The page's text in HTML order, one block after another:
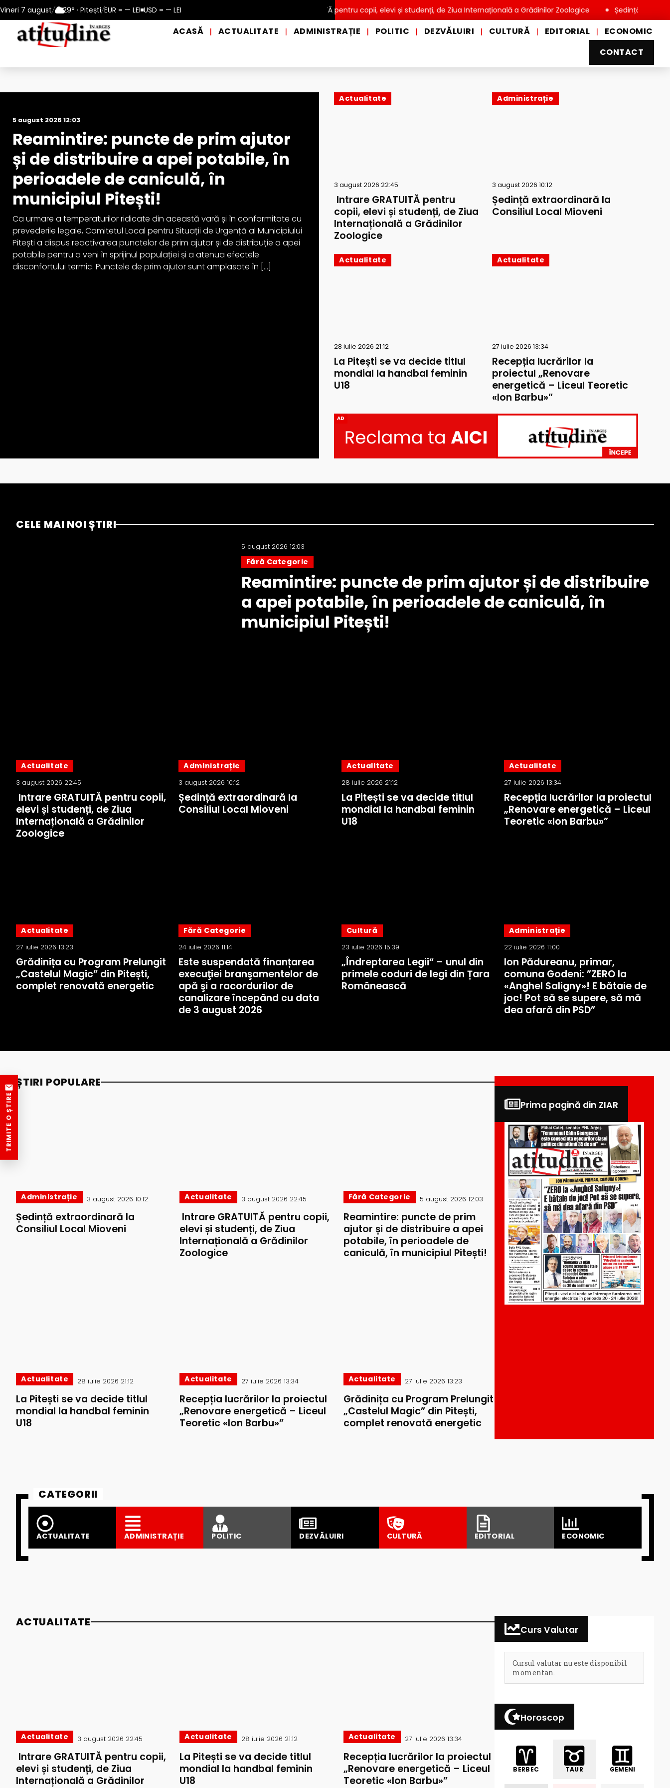
Vineri 7 august/ 29° · Pitești/EUR = — LEI USD = — LEI
potabile, în perioadele de caniculă, în municipiul Pitești! Intrare GRATUITĂ pentru copii, elevi și studenți, de Ziua Internațională a Grădinilor Zoologice Ședință extraordinară la
ACASĂ | ACTUALITATE | ADMINISTRAȚIE | POLITIC | DEZVĂLUIRI | CULTURĂ | EDITORIAL |
ECONOMIC
CONTACT
5 august 2026 12:03
Reamintire: puncte de prim ajutor
și de distribuire a apei potabile, în
perioadele de caniculă, în
municipiul Pitești!
Ca urmare a temperaturilor ridicate din această vară și în conformitate cu
prevederile legale, Comitetul Local pentru Situații de Urgență al Municipiului
Pitești a dispus reactivarea punctelor de prim ajutor și de distribuție a apei
potabile pentru a veni în sprijinul populației și a atenua efectele
disconfortului termic. Punctele de prim ajutor sunt amplasate în […]
Actualitate
3 august 2026 22:45
Intrare GRATUITĂ pentru
copii, elevi și studenți, de Ziua
Internațională a Grădinilor
Zoologice
Administrație
3 august 2026 10:12
Ședință extraordinară la
Consiliul Local Mioveni
Actualitate
28 iulie 2026 21:12
La Pitești se va decide titlul
mondial la handbal feminin
U18
Actualitate
27 iulie 2026 13:34
Recepția lucrărilor la
proiectul „Renovare
energetică – Liceul Teoretic
«Ion Barbu»”
AD
CELE MAI NOI ȘTIRI
5 august 2026 12:03
Fără Categorie
Reamintire: puncte de prim ajutor și de distribuire
a apei potabile, în perioadele de caniculă, în
municipiul Pitești!
Actualitate
3 august 2026 22:45
Intrare GRATUITĂ pentru copii,
elevi și studenți, de Ziua
Internațională a Grădinilor
Zoologice
Administrație
3 august 2026 10:12
Ședință extraordinară la
Consiliul Local Mioveni
Actualitate
28 iulie 2026 21:12
La Pitești se va decide titlul
mondial la handbal feminin
U18
Actualitate
27 iulie 2026 13:34
Recepția lucrărilor la proiectul
„Renovare energetică – Liceul
Teoretic «Ion Barbu»”
Actualitate
27 iulie 2026 13:23
Grădinița cu Program Prelungit
„Castelul Magic” din Pitești,
complet renovată energetic
Fără Categorie
24 iulie 2026 11:14
Este suspendată finanțarea
execuţiei branşamentelor de
apă şi a racordurilor de
canalizare începând cu data
de 3 august 2026
Cultură
23 iulie 2026 15:39
„Îndreptarea Legii“ – unul din
primele coduri de legi din Țara
Românească
Administrație
22 iulie 2026 11:00
Ion Pădureanu, primar,
comuna Godeni: ”ZERO la
«Anghel Saligny»! E bătaie de
joc! Pot să se supere, să mă
dea afară din PSD”
ȘTIRI POPULARE
Administrație 3 august 2026 10:12
Ședință extraordinară la
Consiliul Local Mioveni
Actualitate 3 august 2026 22:45
Intrare GRATUITĂ pentru copii,
elevi și studenți, de Ziua
Internațională a Grădinilor
Zoologice
Fără Categorie 5 august 2026 12:03
Reamintire: puncte de prim
ajutor și de distribuire a apei
potabile, în perioadele de
caniculă, în municipiul Pitești!
Actualitate 28 iulie 2026 21:12
La Pitești se va decide titlul
mondial la handbal feminin
U18
Actualitate 27 iulie 2026 13:34
Recepția lucrărilor la proiectul
„Renovare energetică – Liceul
Teoretic «Ion Barbu»”
Actualitate 27 iulie 2026 13:23
Grădinița cu Program Prelungit
„Castelul Magic” din Pitești,
complet renovată energetic
Prima pagină din ZIAR
CATEGORII
ACTUALITATE ADMINISTRAȚIE POLITIC DEZVĂLUIRI CULTURĂ EDITORIAL ECONOMIC
ACTUALITATE
Actualitate 3 august 2026 22:45
Intrare GRATUITĂ pentru copii,
elevi și studenți, de Ziua
Internațională a Grădinilor
Actualitate 28 iulie 2026 21:12
La Pitești se va decide titlul
mondial la handbal feminin
U18
Actualitate 27 iulie 2026 13:34
Recepția lucrărilor la proiectul
„Renovare energetică – Liceul
Teoretic «Ion Barbu»”
Curs Valutar
Cursul valutar nu este disponibil
momentan.
Horoscop
BERBEC TAUR GEMENI
TRIMITE O ȘTIRE